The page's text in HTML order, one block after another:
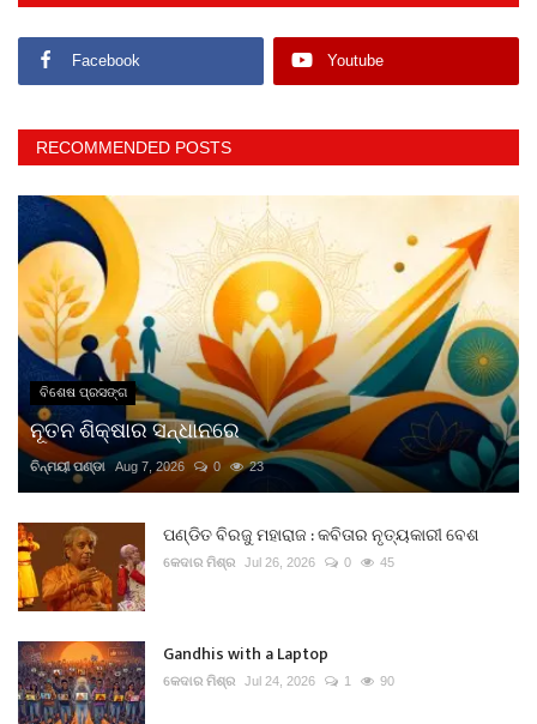
Facebook Youtube
RECOMMENDED POSTS
ବିଶେଷ ପ୍ରସଙ୍ଗ
ନୂତନ ଶିକ୍ଷାର ସନ୍ଧାନରେ
ଚିନ୍ମୟୀ ପଣ୍ଡା Aug 7, 2026 0 23
ପଣ୍ଡିତ ବିରଜୁ ମହାରାଜ : କବିତାର ନୃତ୍ୟକାରୀ ବେଶ
କେଦାର ମିଶ୍ର Jul 26, 2026 0 45
Gandhis with a Laptop
କେଦାର ମିଶ୍ର Jul 24, 2026 1 90